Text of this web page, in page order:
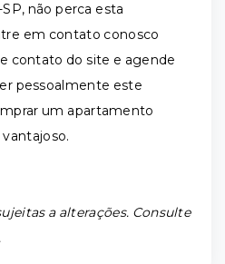
não perca esta
em contato conosco
contato do site e agende
pessoalmente este
um apartamento
a alterações. Consulte